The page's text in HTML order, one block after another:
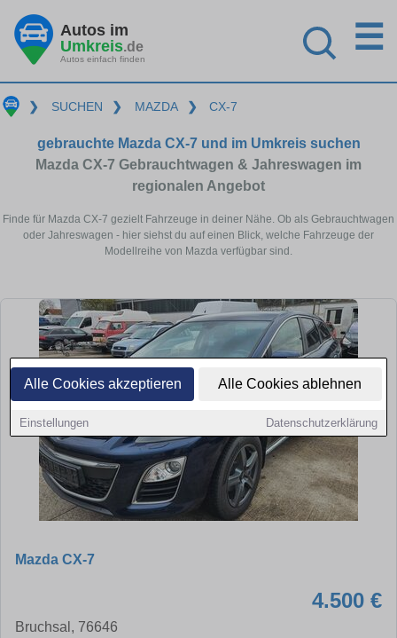
Alle Cookies akzeptieren Alle Cookies ablehnen
Einstellungen Datenschutzerklärung
Autos im
Umkreis.de
Autos einfach finden
☰
❯ SUCHEN ❯ MAZDA ❯ CX-7
gebrauchte Mazda CX-7 und im Umkreis suchen
Mazda CX-7 Gebrauchtwagen & Jahreswagen im
regionalen Angebot
Finde für Mazda CX-7 gezielt Fahrzeuge in deiner Nähe. Ob als Gebrauchtwagen
oder Jahreswagen - hier siehst du auf einen Blick, welche Fahrzeuge der
Modellreihe von Mazda verfügbar sind.
Mazda CX-7
4.500 €
Bruchsal, 76646